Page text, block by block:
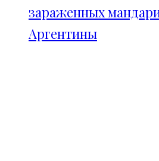
зараженных
Аргентины